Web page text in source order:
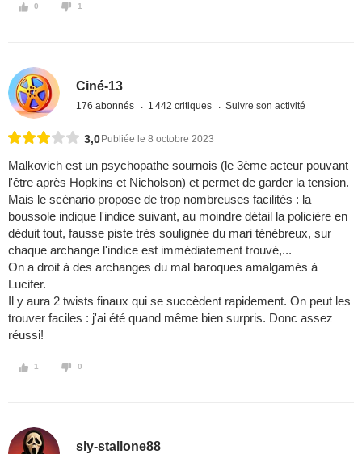
0 1
Ciné-13
176 abonnés 1 442 critiques Suivre son activité
3,0 Publiée le 8 octobre 2023
Malkovich est un psychopathe sournois (le 3ème acteur pouvant
l'être après Hopkins et Nicholson) et permet de garder la tension.
Mais le scénario propose de trop nombreuses facilités : la
boussole indique l'indice suivant, au moindre détail la policière en
déduit tout, fausse piste très soulignée du mari ténébreux, sur
chaque archange l'indice est immédiatement trouvé,...
On a droit à des archanges du mal baroques amalgamés à
Lucifer.
Il y aura 2 twists finaux qui se succèdent rapidement. On peut les
trouver faciles : j'ai été quand même bien surpris. Donc assez
réussi!
1 0
sly-stallone88